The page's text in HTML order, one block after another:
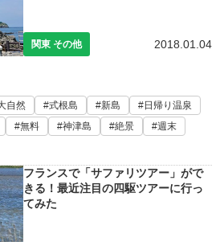
関東 その他 2018.01.04
自然 式根島 新島
日帰り温泉
無料 神津島 絶景
週末
フランスで「サファリツアー」がで
きる！最近注目の四駆ツアーに行っ
てみた